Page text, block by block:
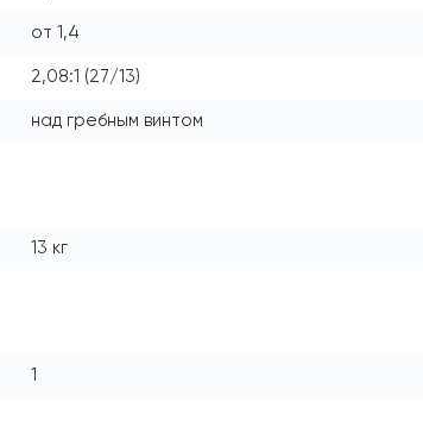
от 1,4
2,08:1 (27/13)
над гребным винтом
13 кг
1